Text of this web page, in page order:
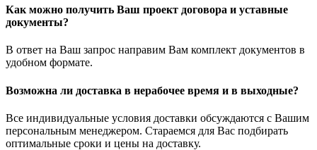
Как можно получить Ваш проект договора и уставные
документы?
В ответ на Ваш запрос направим Вам комплект документов в
удобном формате.
Возможна ли доставка в нерабочее время и в выходные?
Все индивидуальные условия доставки обсуждаются с Вашим
персональным менеджером. Стараемся для Вас подбирать
оптимальные сроки и цены на доставку.